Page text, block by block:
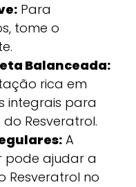
Para
tome o
Balanceada:
rica em
integrais para
Resveratrol.
A
pode ajudar a
Resveratrol no